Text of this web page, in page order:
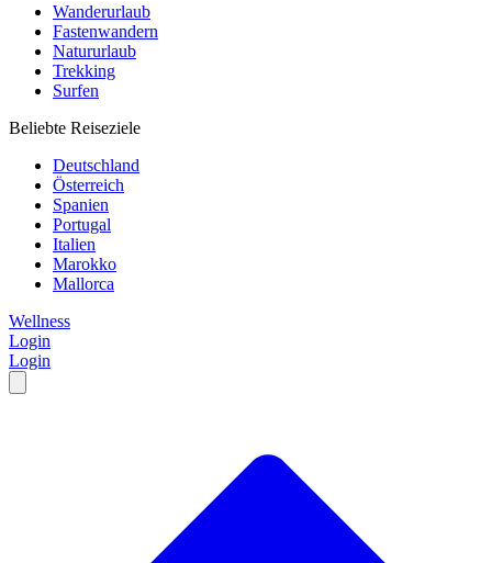
Wanderurlaub
Fastenwandern
Natururlaub
Trekking
Surfen
Beliebte Reiseziele
Deutschland
Österreich
Spanien
Portugal
Italien
Marokko
Mallorca
Wellness
Login
Login